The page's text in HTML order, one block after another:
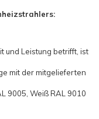
und Leistung betrifft, ist
mit der mitgelieferten
9005, Weiß RAL 9010